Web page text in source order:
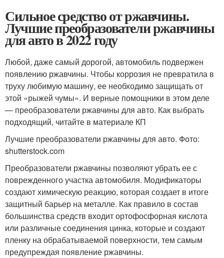
Сильное средство от ржавчины.
Лучшие преобразователи ржавчины
для авто в 2022 году
Любой, даже самый дорогой, автомобиль подвержен
появлению ржавчины. Чтобы коррозия не превратила в
труху любимую машину, ее необходимо защищать от
этой «рыжей чумы». И верные помощники в этом деле
— преобразователи ржавчины для авто. Как выбрать
подходящий, читайте в материале КП
Лучшие преобразователи ржавчины для авто. Фото:
shutterstock.com
Преобразователи ржавчины позволяют убрать ее с
поврежденного участка автомобиля. Модификаторы
создают химическую реакцию, которая создает в итоге
защитный барьер на металле. Как правило в состав
большинства средств входит ортофосфорная кислота
или различные соединения цинка, которые и создают
пленку на обрабатываемой поверхности, тем самым
предупреждая появление ржавчины.